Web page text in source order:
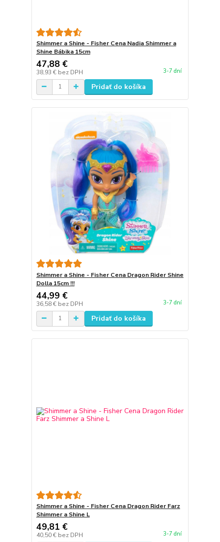
Shimmer a Shine - Fisher Cena Nadia Shimmer a
Shine Bábika 15cm
47,88 €
38,93 € bez DPH 3-7 dní
Pridať do košíka
Shimmer a Shine - Fisher Cena Dragon Rider Shine
Dolla 15cm !!!
44,99 €
36,58 € bez DPH 3-7 dní
Pridať do košíka
Shimmer a Shine - Fisher Cena Dragon Rider Farz
Shimmer a Shine L
49,81 €
40,50 € bez DPH 3-7 dní